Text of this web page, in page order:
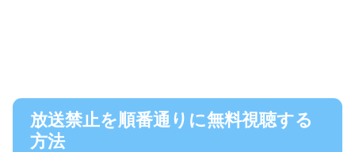
放送禁止を順番通りに無料視聴する
方法